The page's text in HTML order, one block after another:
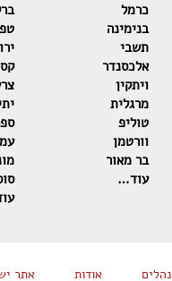
כרמל
בנימינה
תשבי
אלכסנדר
ויתקין
מרגלית
טוליפ
וורטמן
בר מאור
עוד…
נהלים אודות אתר